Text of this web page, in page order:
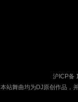
沪ICP备
本站舞曲均为DJ原创作品，